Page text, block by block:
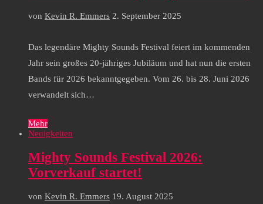
von Kevin R. Emmers 2. September 2025
Das legendäre Mighty Sounds Festival feiert im kommenden
Jahr sein großes 20-jähriges Jubiläum und hat nun die ersten
Bands für 2026 bekanntgegeben. Vom 26. bis 28. Juni 2026
verwandelt sich…
Mehr
Neuigkeiten
Mighty Sounds Festival 2026:
Vorverkauf startet!
von Kevin R. Emmers 19. August 2025